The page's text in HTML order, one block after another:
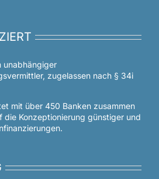
unabhängiger
zugelassen nach § 34i
mit über 450 Banken zusammen
die Konzeptionierung günstiger und